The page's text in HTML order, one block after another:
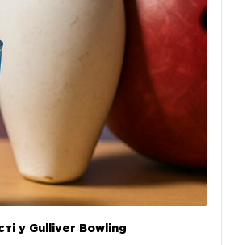
у Gulliver Bowling